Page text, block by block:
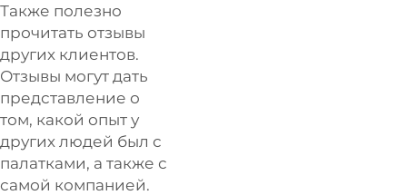
Также полезно
прочитать отзывы
других клиентов.
Отзывы могут дать
представление о
том, какой опыт у
других людей был с
палатками, а также с
самой компанией.